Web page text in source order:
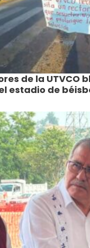
de la UTVCO
estadio de